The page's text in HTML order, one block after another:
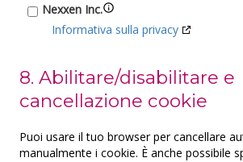
Nexxen Inc.
Informativa sulla privacy
Informativa sulla privacy
Informativa sulla privacy
8. Abilitare/disabilitare e
cancellazione cookie
Puoi usare il tuo browser per cancellare
manualmente i cookie. È anche possibile